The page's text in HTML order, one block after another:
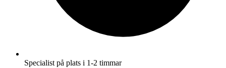
Specialist på plats i 1-2 timmar